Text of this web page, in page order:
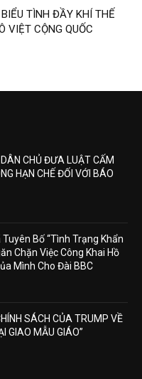
TÌNH ĐẦY KHÍ THẾ
VIỆT CỘNG QUỐC
CHỦ ĐƯA LUẬT CẤM
HẠN CHẾ ĐỐI VỚI BÁO
Bố “Tình Trạng Khẩn
Chặn Việc Công Khai Hồ
Mình Cho Đài BBC
SÁCH CỦA TRUMP VỀ
GIAO MẪU GIÁO”